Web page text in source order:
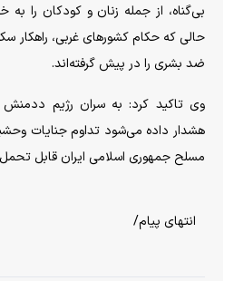
بی‌گناه، از جمله زنان و کودکان را
حالی که حکام کشور‌های غربی، راهکار
ضد بشری را در پیش گرفته‌اند.
وی تاکید کرد: به سران رژیم
هشدار داده می‌شود تداوم جنایات
مسلح جمهوری اسلامی ایران قابل
انتهای پیام/